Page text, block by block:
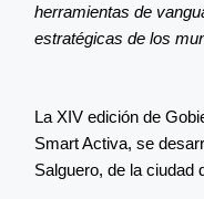
herramientas de
estratégicas de los
La XIV edición de
Smart Activa, se
Salguero, de la ciudad